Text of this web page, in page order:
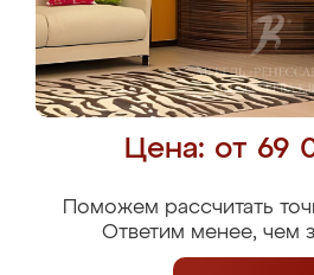
Цена: от 69
Поможем рассчитать
Ответим менее, чем